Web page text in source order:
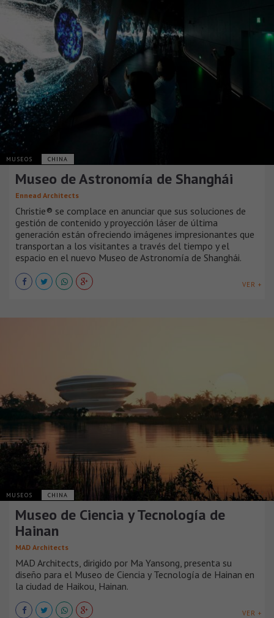
MUSEOS CHINA
Museo de Astronomía de Shanghái
Ennead Architects
Christie® se complace en anunciar que sus soluciones de
gestión de contenido y proyección láser de última
generación están ofreciendo imágenes impresionantes que
transportan a los visitantes a través del tiempo y el
espacio en el nuevo Museo de Astronomía de Shanghái.
VER +
MUSEOS CHINA
Museo de Ciencia y Tecnología de
Hainan
MAD Architects
MAD Architects, dirigido por Ma Yansong, presenta su
diseño para el Museo de Ciencia y Tecnología de Hainan en
la ciudad de Haikou, Hainan.
VER +